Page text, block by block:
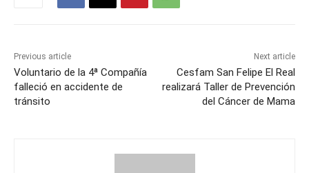
Previous article
Voluntario de la 4ª Compañía
falleció en accidente de
tránsito
Next article
Cesfam San Felipe El Real
realizará Taller de Prevención
del Cáncer de Mama